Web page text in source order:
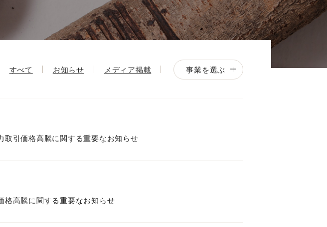
すべて お知らせ メディア掲載 事業を選ぶ
取引価格高騰に関する重要なお知らせ
格高騰に関する重要なお知らせ